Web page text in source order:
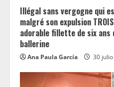
Illégal sans vergogne qui
malgré son expulsion
adorable fillette de six ans
ballerine
Ana Paula García 30